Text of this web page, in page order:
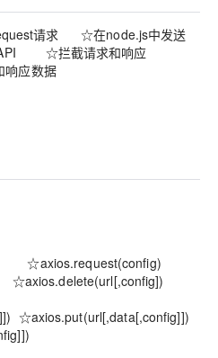
请求 ☆在node.js中发送
API ☆拦截请求和响应
数据
☆axios.put(url[,data[,config]])